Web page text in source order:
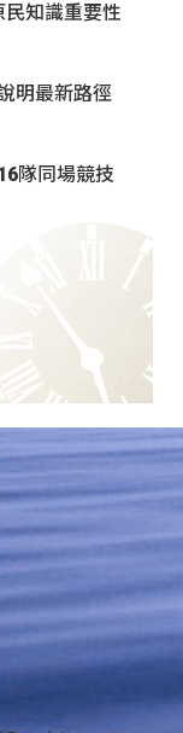
知識重要性
明最新路徑
隊同場競技